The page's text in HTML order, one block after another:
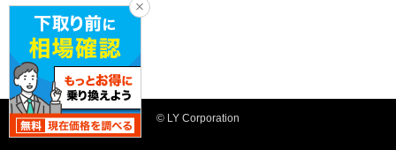
ヘルプ・お問い合わせ
carview! Yahoo! JAPAN
© LY Corporation